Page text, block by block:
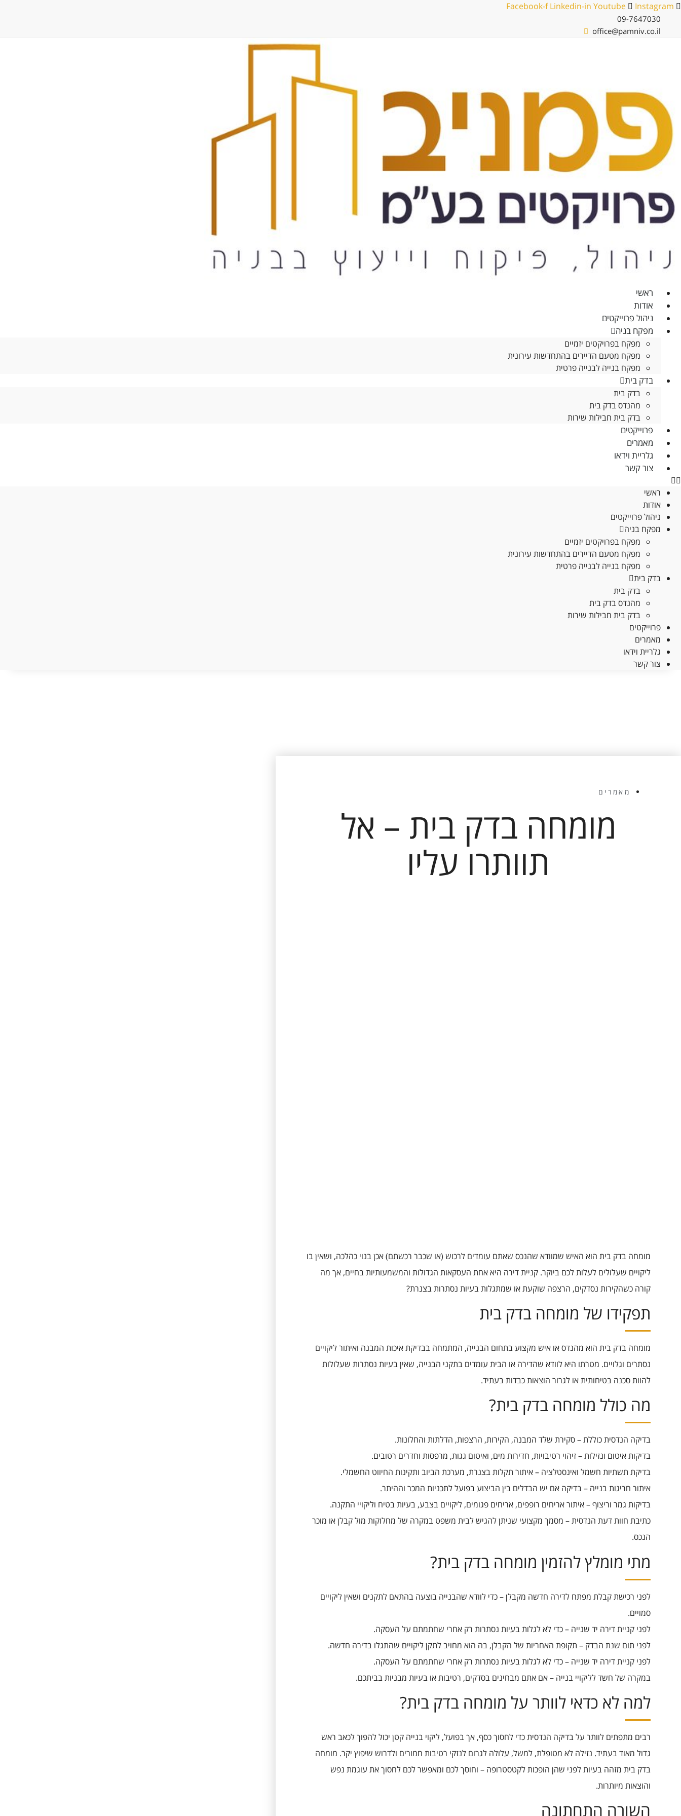
דלג
Facebook-f Linkedin-in Youtube Instagram
09-7647030
office@pamniv.co.il
ראשי
אודות
ניהול פרוייקטים
מפקח בניה
מפקח בפרויקטים יזמיים
מפקח מטעם הדיירים בהתחדשות עירונית
מפקח בנייה לבנייה פרטית
בדק בית
בדק בית
מהנדס בדק בית
בדק בית חבילות שירות
פרוייקטים
מאמרים
גלריית וידאו
צור קשר
ראשי
אודות
ניהול פרוייקטים
מפקח בניה
מפקח בפרויקטים יזמיים
מפקח מטעם הדיירים בהתחדשות עירונית
מפקח בנייה לבנייה פרטית
בדק בית
בדק בית
מהנדס בדק בית
בדק בית חבילות שירות
פרוייקטים
מאמרים
גלריית וידאו
צור קשר
מאמרים
מומחה בדק בית – אל
תוותרו עליו
מומחה בדק בית הוא האיש שמוודא שהנכס שאתם עומדים לרכוש (או שכבר רכשתם) אכן בנוי כהלכה, ושאין בו
ליקויים שעלולים לעלות לכם ביוקר. קניית דירה היא אחת העסקאות הגדולות והמשמעותיות בחיים, אך מה
קורה כשהקירות נסדקים, הרצפה שוקעת או שמתגלות בעיות נסתרות בצנרת?
תפקידו של מומחה בדק בית
מומחה בדק בית הוא מהנדס או איש מקצוע בתחום הבנייה, המתמחה בבדיקת איכות המבנה ואיתור ליקויים
נסתרים וגלויים. מטרתו היא לוודא שהדירה או הבית עומדים בתקני הבנייה, שאין בעיות נסתרות שעלולות
להוות סכנה בטיחותית או לגרור הוצאות כבדות בעתיד.
מה כולל מומחה בדק בית?
בדיקה הנדסית כוללת – סקירת שלד המבנה, הקירות, הרצפות, הדלתות והחלונות.
בדיקות איטום ונזילות – זיהוי רטיבויות, חדירות מים, ואיטום גגות, מרפסות וחדרים רטובים.
בדיקת תשתיות חשמל ואינסטלציה – איתור תקלות בצנרת, מערכת הביוב ותקינות החיווט החשמלי.
איתור חריגות בנייה – בדיקה אם יש הבדלים בין הביצוע בפועל לתכניות המכר וההיתר.
בדיקות גמר וריצוף – איתור אריחים רופפים, אריחים פגומים, ליקויים בצבע, בעיות בטיח וליקויי התקנה.
כתיבת חוות דעת הנדסית – מסמך מקצועי שניתן להגיש לבית משפט במקרה של מחלוקות מול קבלן או מוכר
הנכס.
מתי מומלץ להזמין מומחה בדק בית?
לפני רכישת קבלת מפתח לדירה חדשה מקבלן – כדי לוודא שהבנייה בוצעה בהתאם לתקנים ושאין ליקויים
סמויים.
לפני קניית דירה יד שנייה – כדי לא לגלות בעיות נסתרות רק אחרי שחתמתם על העסקה.
לפני תום שנת הבדק – תקופת האחריות של הקבלן, בה הוא מחויב לתקן ליקויים שהתגלו בדירה חדשה.
לפני קניית דירה יד שנייה – כדי לא לגלות בעיות נסתרות רק אחרי שחתמתם על העסקה.
במקרה של חשד לליקויי בנייה – אם אתם מבחינים בסדקים, רטיבות או בעיות מבניות בביתכם.
למה לא כדאי לוותר על מומחה בדק בית?
רבים מתפתים לוותר על בדיקה הנדסית כדי לחסוך כסף, אך בפועל, ליקוי בנייה קטן יכול להפוך לכאב ראש
גדול מאוד בעתיד. נזילה לא מטופלת, למשל, עלולה לגרום לנזקי רטיבות חמורים ולדרוש שיפוץ יקר. מומחה
בדק בית מזהה בעיות לפני שהן הופכות לקטסטרופה – וחוסך לכם ומאפשר לכם לחסוך את עוגמת נפש
והוצאות מיותרות.
השורה התחתונה
Cookie
אלו אינם
אופציונליים.
נדרשים
להפעלת
האתר.
סטטיסטיקות
תפקוד האתר
ומבנהו,
בהתבסס על
אופן השימוש
באתר.
חוויית
משתמש
כדי שהאתר
שלנו יעבוד
בצורה
מיטבית
במהלך
ביקורך. אם
תסרב/י